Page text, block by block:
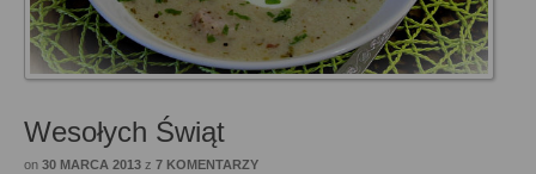
Wesołych Świąt
on 30 MARCA 2013 z 7 KOMENTARZY